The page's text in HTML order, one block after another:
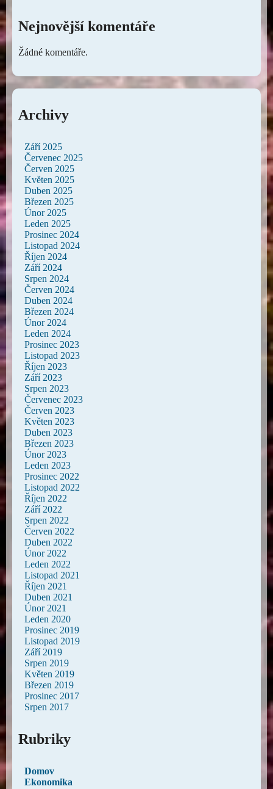
Nejnovější komentáře
Žádné komentáře.
Archivy
Září 2025
Červenec 2025
Červen 2025
Květen 2025
Duben 2025
Březen 2025
Únor 2025
Leden 2025
Prosinec 2024
Listopad 2024
Říjen 2024
Září 2024
Srpen 2024
Červen 2024
Duben 2024
Březen 2024
Únor 2024
Leden 2024
Prosinec 2023
Listopad 2023
Říjen 2023
Září 2023
Srpen 2023
Červenec 2023
Červen 2023
Květen 2023
Duben 2023
Březen 2023
Únor 2023
Leden 2023
Prosinec 2022
Listopad 2022
Říjen 2022
Září 2022
Srpen 2022
Červen 2022
Duben 2022
Únor 2022
Leden 2022
Listopad 2021
Říjen 2021
Duben 2021
Únor 2021
Leden 2020
Prosinec 2019
Listopad 2019
Září 2019
Srpen 2019
Květen 2019
Březen 2019
Prosinec 2017
Srpen 2017
Rubriky
Domov
Ekonomika